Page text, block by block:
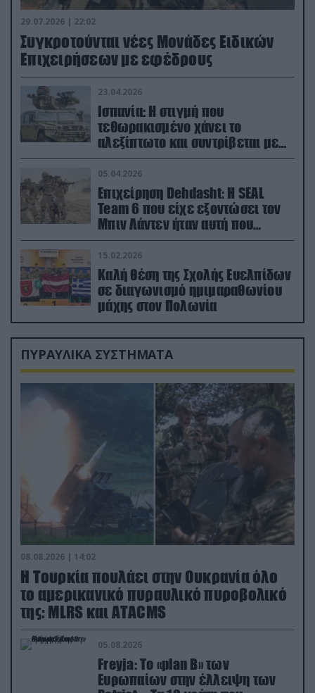
29.07.2026 | 22:02
Συγκροτούνται νέες Μονάδες Ειδικών
Επιχειρήσεων με εφέδρους
23.04.2026
Ισπανία: Η στιγμή που
τεθωρακισμένο χάνει το
αλεξίπτωτο και συντρίβεται με
ορμή στο έδαφος (βίντεο)
05.04.2026
Επιχείρηση Dehdasht: Η SEAL
Team 6 που είχε εξοντώσει τον
Μπιν Λάντεν ήταν αυτή που
διέσωσε τον πιλότο του F-15
15.02.2026
Καλή θέση της Σχολής Ευελπίδων
σε διαγωνισμό ημιμαραθωνίου
μάχης στον Πολωνία
ΠΥΡΑΥΛΙΚΑ ΣΥΣΤΗΜΑΤΑ
08.08.2026 | 14:02
Η Τουρκία πουλάει στην Ουκρανία όλο
το αμερικανικό πυραυλικό πυροβολικό
της: MLRS και ΑΤΑCMS
05.08.2026
Freyja: Το «plan Β» των
Ευρωπαίων στην έλλειψη των